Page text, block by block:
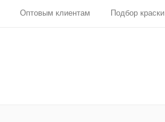
Оптовым клиентам Подбор краски